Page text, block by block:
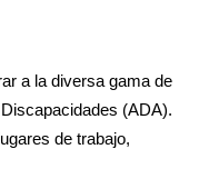
a la diversa gama de
(ADA).
de trabajo,